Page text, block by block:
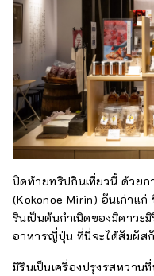
ปิดท้ายทริปกินเที่ยวนี้ ด้วยก
(Kokonoe Mirin) อันเก่าแก่
รินเป็นต้นกำเนิดของมิคาว
อาหารญี่ปุ่น ที่นี่จะได้สัมผัส
มิรินเป็นเครื่องปรุงรสหวาน